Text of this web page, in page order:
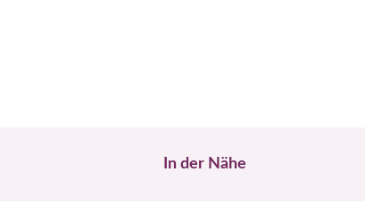
In der Nähe